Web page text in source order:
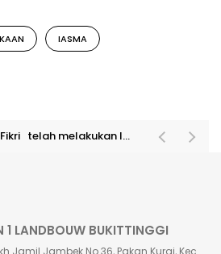
IASMA
telah melakukan login
1 LANDBOUW BUKITTINGGI
Jamil Jambek No.36, Pakan Kurai, Kec.